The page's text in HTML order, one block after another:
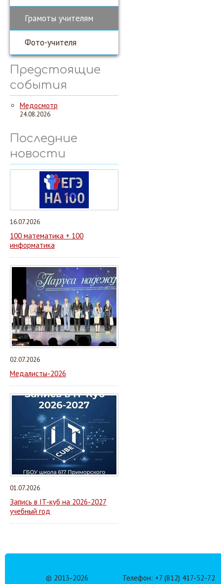
Грамоты учителям
Фото-учителя
Предстоящие
события
Медосмотр
24.08.2026
Последние
новости
16.07.2026
100 математика + 100
информатика
02.07.2026
Медалисты-2026
01.07.2026
Запись в IT-куб на 2026-2027
учебный год
© 2013-2026 Телефон: +7 (812) 417-52-72